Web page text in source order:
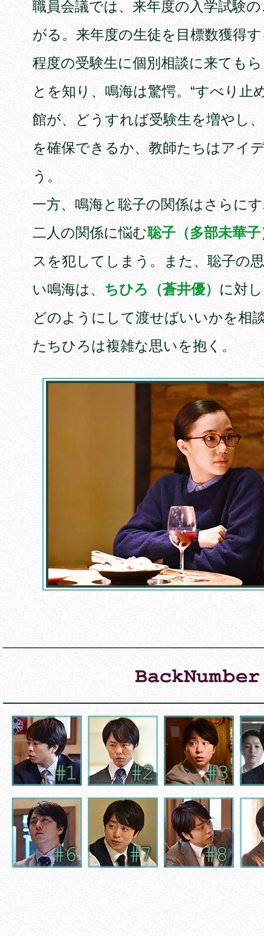
職員会議では、来年度の入学試験
がる。来年度の生徒を目標数獲得
程度の受験生に個別相談に来ても
とを知り、鳴海は驚愕。“すべり止
館が、どうすれば受験生を増やし
を確保できるか、教師たちはアイ
う。
一方、鳴海と聡子の関係はさらに
二人の関係に悩む聡子（多部未華子
スを犯してしまう。また、聡子の
い鳴海は、 ちひろ（蒼井優） に対
どのようにして渡せばいいかを相
たちひろは複雑な思いを抱く。